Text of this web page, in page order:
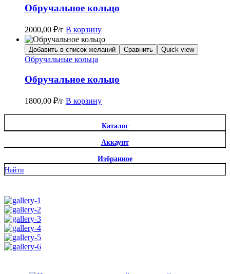
Обручальное кольцо
2000,00 ₽/г В корзину
Добавить в список желаний Сравнить Quick view
Обручальные кольца
Обручальное кольцо
1800,00 ₽/г В корзину
Каталог
Аккаунт
Избранное
Найти